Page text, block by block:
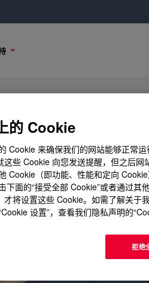
的 Cookie
Cookie 来确保我们的网站能够正常
这些 Cookie 向您发送提醒，但之后网
Cookie（即功能、性能和定向
下面的“接受全部 Cookie”或者通过其
才将设置这些 Cookie。如需了解关于
设置”，查看我们隐私声明的
拒绝